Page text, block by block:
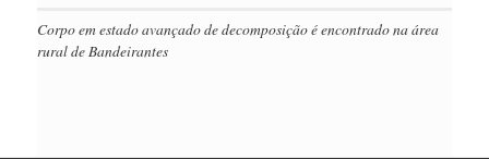
Corpo em estado avançado de decomposição é encontrado na área
rural de Bandeirantes